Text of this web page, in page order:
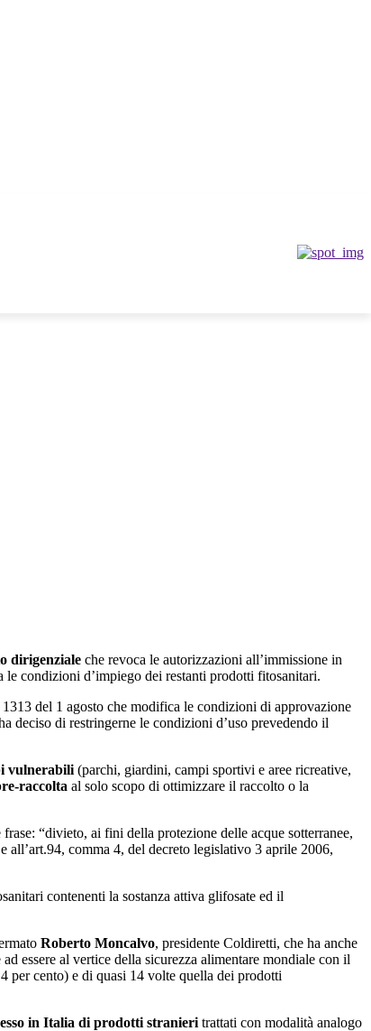
dirigenziale che revoca le autorizzazioni all’immissione in
condizioni d’impiego dei restanti prodotti fitosanitari.
del 1 agosto che modifica le condizioni di approvazione
deciso di restringerne le condizioni d’uso prevedendo il
vulnerabili (parchi, giardini, campi sportivi e aree ricreative,
raccolta al solo scopo di ottimizzare il raccolto o la
“divieto, ai fini della protezione delle acque sotterranee,
all’art.94, comma 4, del decreto legislativo 3 aprile 2006,
contenenti la sostanza attiva glifosate ed il
Roberto Moncalvo, presidente Coldiretti, che ha anche
essere al vertice della sicurezza alimentare mondiale con il
per cento) e di quasi 14 volte quella dei prodotti
in Italia di prodotti stranieri trattati con modalità analogo